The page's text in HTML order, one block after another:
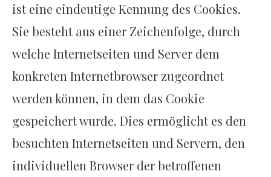
ist eine eindeutige Kennung des Cookies.
Sie besteht aus einer Zeichenfolge, durch
welche Internetseiten und Server dem
konkreten Internetbrowser zugeordnet
werden können, in dem das Cookie
gespeichert wurde. Dies ermöglicht es den
besuchten Internetseiten und Servern, den
individuellen Browser der betroffenen